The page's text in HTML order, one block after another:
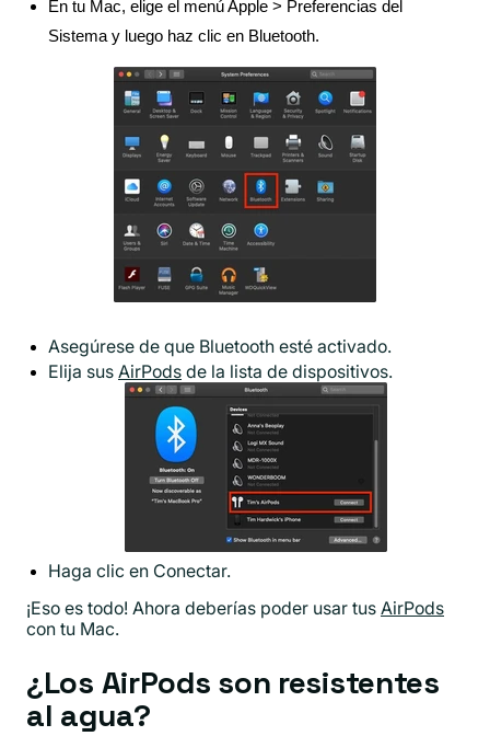
En tu Mac, elige el menú Apple > Preferencias del
Sistema y luego haz clic en Bluetooth.
Asegúrese de que Bluetooth esté activado.
Elija sus AirPods de la lista de dispositivos.
Haga clic en Conectar.
¡Eso es todo! Ahora deberías poder usar tus AirPods
con tu Mac.
¿Los AirPods son resistentes
al agua?